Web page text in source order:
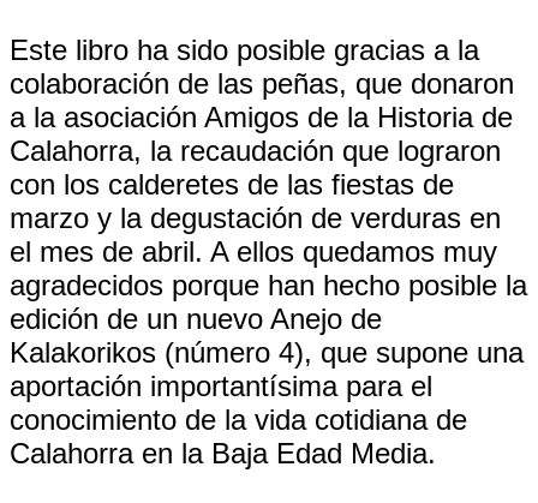
Este libro ha sido posible gracias a la
colaboración de las peñas, que donaron
a la asociación Amigos de la Historia de
Calahorra, la recaudación que lograron
con los calderetes de las fiestas de
marzo y la degustación de verduras en
el mes de abril. A ellos quedamos muy
agradecidos porque han hecho posible la
edición de un nuevo Anejo de
Kalakorikos (número 4), que supone una
aportación importantísima para el
conocimiento de la vida cotidiana de
Calahorra en la Baja Edad Media.